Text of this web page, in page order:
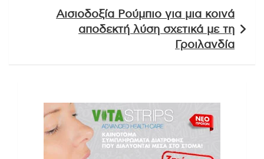
Αισιοδοξία Ρούμπιο για μια κοινά
αποδεκτή λύση σχετικά με τη
Γροιλανδία